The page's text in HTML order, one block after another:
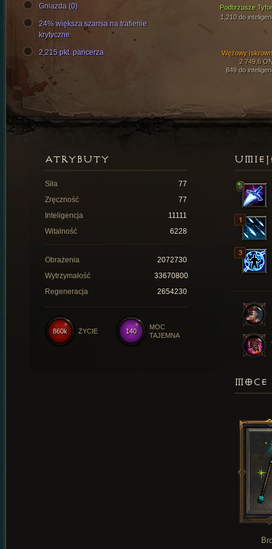
Podbrzusze
1,210 do
Wężowy
2 749,6
849 do
Gniazda (0)
24% większa szansa na trafienie
krytyczne
2,215 pkt. pancerza
ATRYBUTY
Siła
77
Zręczność
77
Inteligencja
11111
Witalność
6228
Obrażenia
2072730
Wytrzymałość
33670800
Regeneracja
2654230
140
MOC
TAJEMNA
860k ŻYCIE